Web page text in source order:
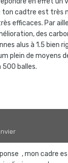
ton cadtre est très
efficaces. Par
des
alus à 1.5 bien
plein de moyens
500 balles.
, mon cadre